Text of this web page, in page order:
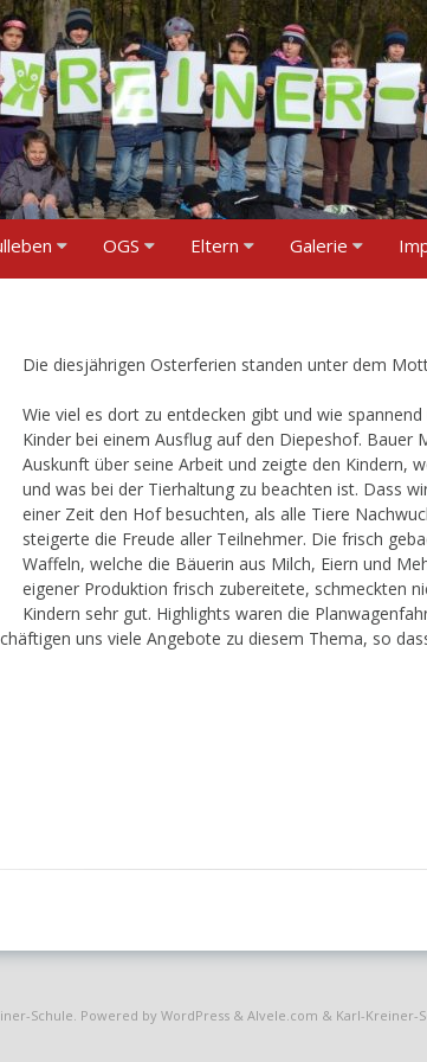
OGS Eltern Galerie
Die diesjährigen Osterferien standen unter dem
Wie viel es dort zu entdecken gibt und wie
Kinder bei einem Ausflug auf den Diepeshof.
Auskunft über seine Arbeit und zeigte den Kindern,
und was bei der Tierhaltung zu beachten ist. Dass
einer Zeit den Hof besuchten, als alle Tiere
steigerte die Freude aller Teilnehmer. Die frisch
Waffeln, welche die Bäuerin aus Milch, Eiern und
eigener Produktion frisch zubereitete, schmeckten
Kindern sehr gut. Highlights waren die
uns viele Angebote zu diesem Thema, so
Schule. Powered by WordPress& Alvele.com & Karl-Kreiner-